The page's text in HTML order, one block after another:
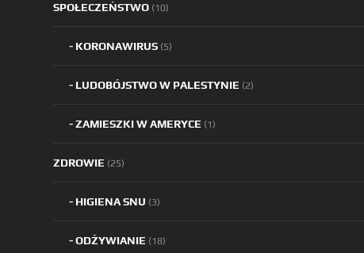
SPOŁECZEŃSTWO (10)
KORONAWIRUS (5)
LUDOBÓJSTWO W PALESTYNIE (2)
ZAMIESZKI W AMERYCE (1)
ZDROWIE (25)
HIGIENA SNU (3)
ODŻYWIANIE (18)